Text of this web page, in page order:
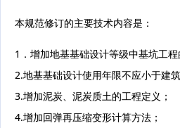
本规范修订的主要技术内容是：
1．增加地基基础设计等级中基坑工程
2.地基基础设计使用年限不应小于建
3.增加泥炭、泥炭质土的工程定义；
4.增加回弹再压缩变形计算方法；